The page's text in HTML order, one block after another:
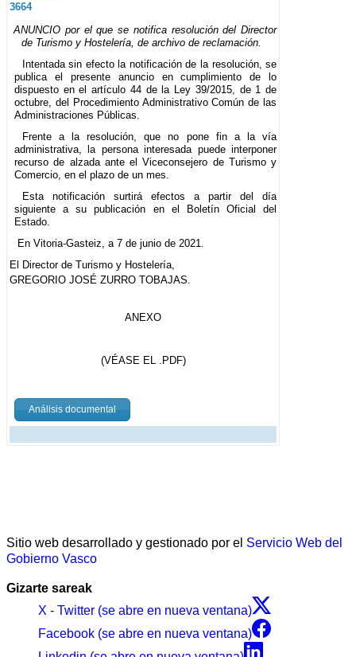
3664
ANUNCIO por el que se notifica resolución del Director
de Turismo y Hostelería, de archivo de reclamación.
Intentada sin efecto la notificación de la resolución, se
publica el presente anuncio en cumplimiento de lo
dispuesto en el artículo 44 de la Ley 39/2015, de 1 de
octubre, del Procedimiento Administrativo Común de las
Administraciones Públicas.
Frente a la resolución, que no pone fin a la vía
administrativa, la persona interesada puede interponer
recurso de alzada ante el Viceconsejero de Turismo y
Comercio, en el plazo de un mes.
Esta notificación surtirá efectos a partir del día
siguiente a su publicación en el Boletín Oficial del
Estado.
En Vitoria-Gasteiz, a 7 de junio de 2021.
El Director de Turismo y Hostelería,
GREGORIO JOSÉ ZURRO TOBAJAS.
ANEXO
(VÉASE EL .PDF)
Análisis documental
Sitio web desarrollado y gestionado por el Servicio Web del
Gobierno Vasco
Gizarte sareak
X - Twitter (se abre en nueva ventana)
Facebook (se abre en nueva ventana)